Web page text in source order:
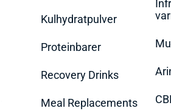
Kulhydratpulver
Proteinbarer
Recovery Drinks
Meal Replacements